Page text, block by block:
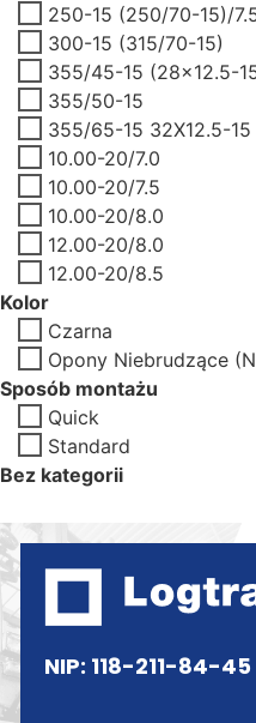
250-15 (250/70-15)/
300-15 (315/70-15)
355/45-15 (28x12.5-
355/50-15
355/65-15 32X12.5-
10.00-20/7.0
10.00-20/7.5
10.00-20/8.0
12.00-20/8.0
12.00-20/8.5
Kolor
Czarna
Opony Niebrudzące
Sposób montażu
Quick
Standard
Bez kategorii
NIP: 118-211-84-45